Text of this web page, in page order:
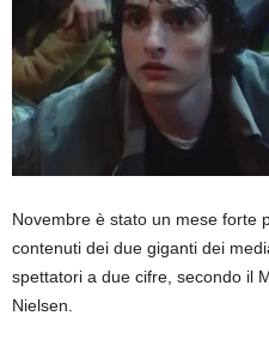
Novembre è stato un mese forte
contenuti dei due giganti dei
spettatori a due cifre, secondo il
Nielsen.